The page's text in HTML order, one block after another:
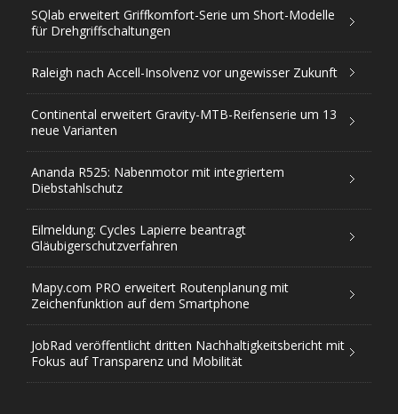
SQlab erweitert Griffkomfort-Serie um Short-Modelle
für Drehgriffschaltungen
Raleigh nach Accell-Insolvenz vor ungewisser Zukunft
Continental erweitert Gravity-MTB-Reifenserie um 13
neue Varianten
Ananda R525: Nabenmotor mit integriertem
Diebstahlschutz
Eilmeldung: Cycles Lapierre beantragt
Gläubigerschutzverfahren
Mapy.com PRO erweitert Routenplanung mit
Zeichenfunktion auf dem Smartphone
JobRad veröffentlicht dritten Nachhaltigkeitsbericht mit
Fokus auf Transparenz und Mobilität